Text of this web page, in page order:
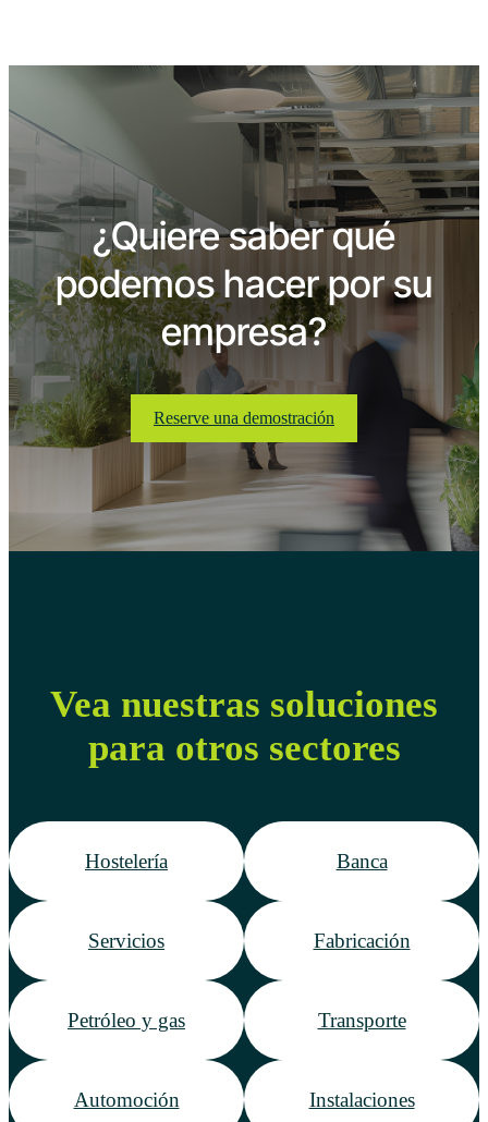
¿Quiere saber qué
podemos hacer por su
empresa?
Reserve una demostración
Vea nuestras soluciones
para otros sectores
Hostelería Banca
Servicios Fabricación
Petróleo y gas Transporte
Automoción Instalaciones